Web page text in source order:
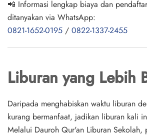
📲 Informasi lengkap biaya dan
ditanyakan via WhatsApp:
0821-1652-0195 / 0822-1337-2455
Liburan yang Lebih
Daripada menghabiskan waktu liburan
kurang bermanfaat, jadikan liburan kali
Melalui Dauroh Qur'an Liburan Sekolah,